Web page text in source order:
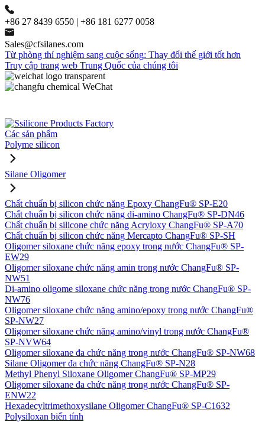
+86 27 8439 6550 | +86 181 6277 0058
Sales@cfsilanes.com
Từ phòng thí nghiệm sang cuộc sống: Thay đổi thế giới tốt hơn
Truy cập trang web Trung Quốc của chúng tôi
Các sản phẩm
Polyme silicon
Silane Oligomer
Chất chuẩn bị silicon chức năng Epoxy ChangFu® SP-E20
Chất chuẩn bị silicon chức năng di-amino ChangFu® SP-DN46
Chất chuẩn bị silicone chức năng Acryloxy ChangFu® SP-A70
Chất chuẩn bị silicon chức năng Mercapto ChangFu® SP-SH
Oligomer siloxane chức năng epoxy trong nước ChangFu® SP-
EW29
Oligomer siloxane chức năng amin trong nước ChangFu® SP-
NW51
Di-amino oligome siloxane chức năng trong nước ChangFu® SP-
NW76
Oligomer siloxane chức năng amino/epoxy trong nước ChangFu®
SP-NW27
Oligomer siloxane chức năng amino/vinyl trong nước ChangFu®
SP-NVW64
Oligomer siloxane đa chức năng trong nước ChangFu® SP-NW68
Silane Oligomer đa chức năng ChangFu® SP-N28
Methyl Phenyl Siloxane Oligomer ChangFu® SP-MP29
Oligomer siloxane đa chức năng trong nước ChangFu® SP-
ENW22
Hexadecyltrimethoxysilane Oligomer ChangFu® SP-C1632
Polysiloxan biến tính